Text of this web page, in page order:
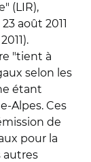
(LIR),
août 2011
"tient à
selon les
étant
Alpes. Ces
de
pour la
autres